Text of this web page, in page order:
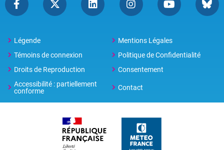
Légende
Mentions Légales
Témoins de connexion
Politique de Confidentialité
Droits de Reproduction
Consentement
Accessibilité : partiellement
conforme
Contact